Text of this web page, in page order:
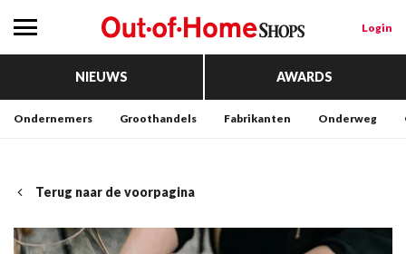
Login
NIEUWS AWARDS
Ondernemers Groothandels Fabrikanten Onderweg
Terug naar de voorpagina